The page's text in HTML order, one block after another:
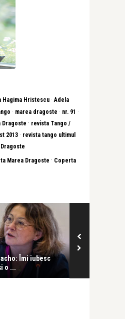
Hagima Hristescu · Adela
· marea dragoste · nr. 91 ·
Dragoste · revista Tango /
2013 · revista tango ultimul
Marea Dragoste · Coperta
Îmi iubesc
o ...